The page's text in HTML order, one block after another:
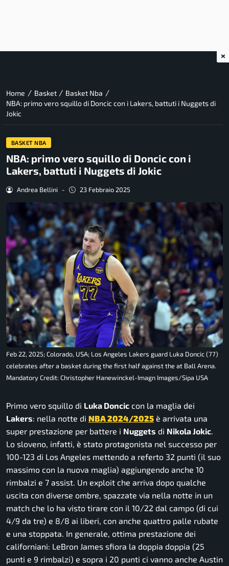
Home / Basket / Basket Nba /
NBA: primo vero squillo di Doncic con i Lakers, battuti i Nuggets di
Jokic
BASKET NBA
NBA: primo vero squillo di Doncic con i
Lakers, battuti i Nuggets di Jokic
Andrea Bellini - 23 Febbraio 2025
Feb 22, 2025; Colorado, USA; Los Angeles Lakers guard Luka Doncic (77)
celebrates after a basket during the first half against the at Ball Arena.
Mandatory Credit: Christopher Hanewinckel-Imagn Images/Sipa USA
Primo vero squillo di Luka Doncic con la maglia dei
Lakers: nella notte di NBA 2024/2025 è arrivata una
super prestazione per battere i Nuggets di Nikola Jokic.
Lo sloveno, infatti, è stato protagonista nel successo per
100-123 di Los Angeles mettendo a referto 32 punti (il suo
massimo con la nuova maglia) aggiungendo anche 10
rimbalzi e 7 assist. Un exploit che arriva dopo qualche
uscita con diverse ombre, spazzate via nella notte in un
match che lo ha visto tirare con il 10/22 dal campo (di cui
4/9 da tre) e 8/8 ai liberi, con anche quattro palle rubate
e una stoppata. In generale, ottima prestazione dei
californiani: LeBron James sfiora la doppia doppia (25
punti e 9 rimbalzi) e sopra i 20 punti ci vanno anche Austin
×